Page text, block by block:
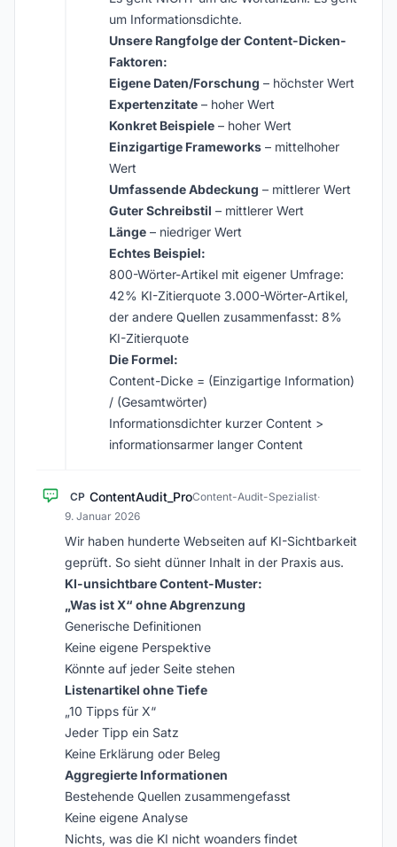
um Informationsdichte.
Unsere Rangfolge der Content-Dicken-
Faktoren:
Eigene Daten/Forschung – höchster Wert
Expertenzitate – hoher Wert
Konkret Beispiele – hoher Wert
Einzigartige Frameworks – mittelhoher
Wert
Umfassende Abdeckung – mittlerer Wert
Guter Schreibstil – mittlerer Wert
Länge – niedriger Wert
Echtes Beispiel:
800-Wörter-Artikel mit eigener Umfrage:
42% KI-Zitierquote 3.000-Wörter-Artikel,
der andere Quellen zusammenfasst: 8%
KI-Zitierquote
Die Formel:
Content-Dicke = (Einzigartige Information)
/ (Gesamtwörter)
Informationsdichter kurzer Content >
informationsarmer langer Content
CP ContentAudit_ProContent-Audit-Spezialist·
9. Januar 2026
Wir haben hunderte Webseiten auf KI-Sichtbarkeit
geprüft. So sieht dünner Inhalt in der Praxis aus.
KI-unsichtbare Content-Muster:
„Was ist X“ ohne Abgrenzung
Generische Definitionen
Keine eigene Perspektive
Könnte auf jeder Seite stehen
Listenartikel ohne Tiefe
„10 Tipps für X“
Jeder Tipp ein Satz
Keine Erklärung oder Beleg
Aggregierte Informationen
Bestehende Quellen zusammengefasst
Keine eigene Analyse
Nichts, was die KI nicht woanders findet